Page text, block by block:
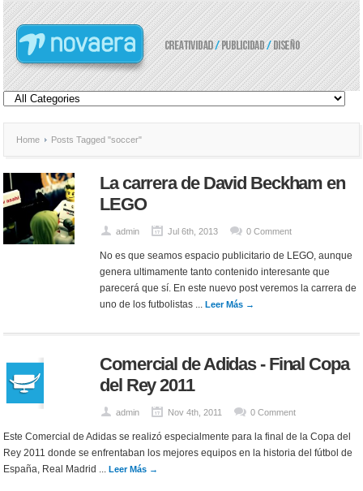
Home Posts Tagged "soccer"
La carrera de David Beckham en
LEGO
admin Jul 6th, 2013 0 Comment
No es que seamos espacio publicitario de LEGO, aunque
genera ultimamente tanto contenido interesante que
parecerá que sí. En este nuevo post veremos la carrera de
uno de los futbolistas ... Leer Más →
Comercial de Adidas - Final Copa
del Rey 2011
admin Nov 4th, 2011 0 Comment
Este Comercial de Adidas se realizó especialmente para la final de la Copa del
Rey 2011 donde se enfrentaban los mejores equipos en la historia del fútbol de
España, Real Madrid ...Leer Más →